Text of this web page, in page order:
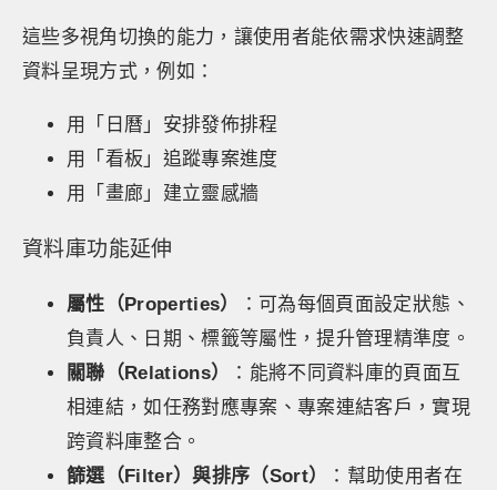
這些多視角切換的能力，讓使用者能依需求快速調整
資料呈現方式，例如：
用「日曆」安排發佈排程
用「看板」追蹤專案進度
用「畫廊」建立靈感牆
資料庫功能延伸
屬性（Properties）
：可為每個頁面設定狀態、
負責人、日期、標籤等屬性，提升管理精準度。
關聯（Relations）
：能將不同資料庫的頁面互
相連結，如任務對應專案、專案連結客戶，實現
跨資料庫整合。
篩選（Filter）與排序（Sort）
：幫助使用者在